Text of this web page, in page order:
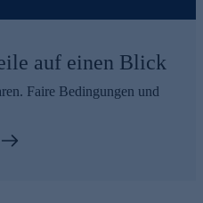
auf einen Blick
Faire Bedingungen und